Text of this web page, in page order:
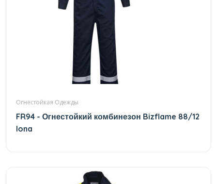
Огнестойкая Одежды
FR94 - Огнестойкий комбинезон Bizflame 88/12
Iona